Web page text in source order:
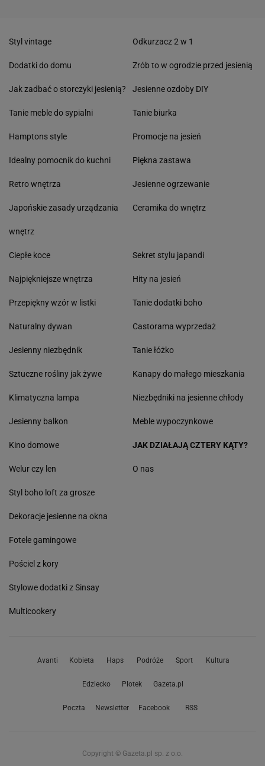
Styl vintage
Dodatki do domu
Jak zadbać o storczyki jesienią?
Tanie meble do sypialni
Hamptons style
Idealny pomocnik do kuchni
Retro wnętrza
Japońskie zasady urządzania
wnętrz
Odkurzacz 2 w 1
Zrób to w ogrodzie przed jesienią
Jesienne ozdoby DIY
Tanie biurka
Promocje na jesień
Piękna zastawa
Jesienne ogrzewanie
Ceramika do wnętrz
Ciepłe koce
Najpiękniejsze wnętrza
Przepiękny wzór w listki
Naturalny dywan
Jesienny niezbędnik
Sztuczne rośliny jak żywe
Klimatyczna lampa
Jesienny balkon
Sekret stylu japandi
Hity na jesień
Tanie dodatki boho
Castorama wyprzedaż
Tanie łóżko
Kanapy do małego mieszkania
Niezbędniki na jesienne chłody
Meble wypoczynkowe
Kino domowe
Welur czy len
Styl boho loft za grosze
Dekoracje jesienne na okna
Fotele gamingowe
Pościel z kory
Stylowe dodatki z Sinsay
Multicookery
JAK DZIAŁAJĄ CZTERY KĄTY?
O nas
Avanti Kobieta Haps Podróże Sport Kultura
Edziecko Plotek Gazeta.pl
Poczta Newsletter Facebook RSS
Copyright © Gazeta.pl sp. z o.o.